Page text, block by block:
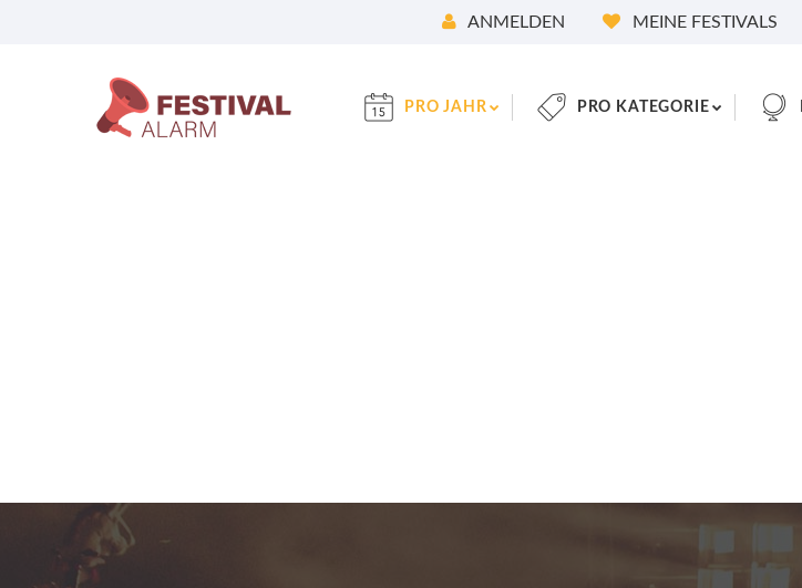
ANMELDEN MEINE FESTIVALS
PRO JAHR PRO KATEGORIE